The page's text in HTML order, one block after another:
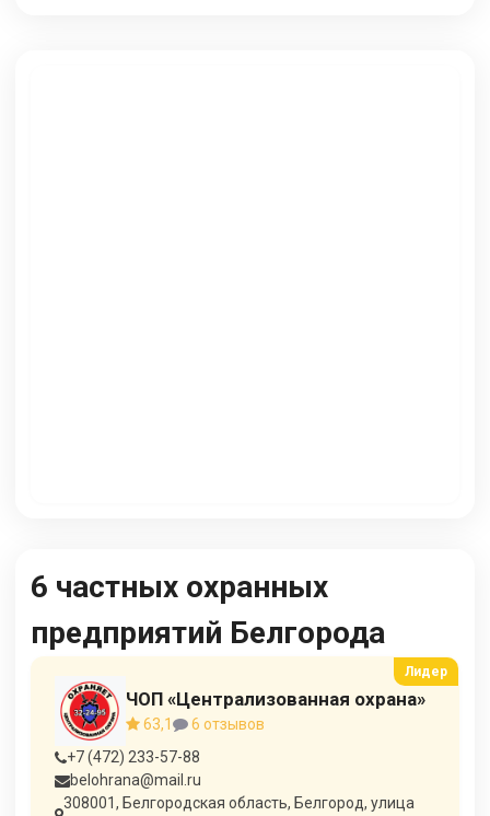
6 частных охранных
предприятий Белгорода
ЧОП «Централизованная охрана»
63,1
6 отзывов
+7 (472) 233-57-88
belohrana@mail.ru
308001, Белгородская область, Белгород, улица